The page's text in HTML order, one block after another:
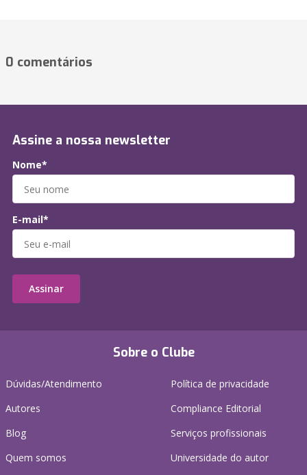
0 comentários
Sobre o Clube
Dúvidas/Atendimento
Autores
Blog
Quem somos
Política de privacidade
Compliance Editorial
Serviços profissionais
Universidade do autor
Assine a nossa newsletter
Nome*
E-mail*
Assinar